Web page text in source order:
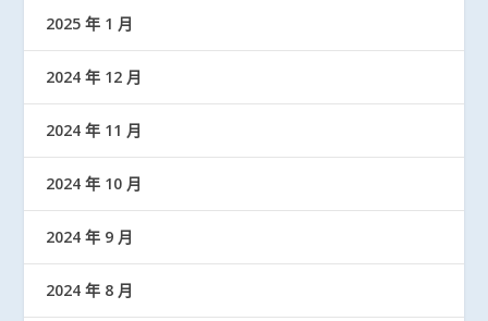
2025 年 1 月
2024 年 12 月
2024 年 11 月
2024 年 10 月
2024 年 9 月
2024 年 8 月